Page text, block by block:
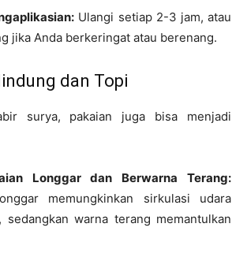
Ulangi setiap 2-3 jam, atau
jika Anda berkeringat atau berenang.
dan Topi
surya, pakaian juga bisa menjadi
Longgar dan Berwarna Terang:
memungkinkan sirkulasi udara
sedangkan warna terang memantulkan